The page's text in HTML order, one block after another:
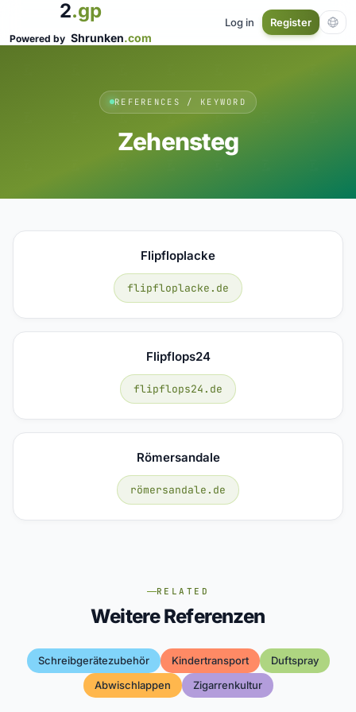
2.gp
Powered by Shrunken.com
Log in Register
REFERENCES / KEYWORD
Zehensteg
Flipfloplacke
flipfloplacke.de
Flipflops24
flipflops24.de
Römersandale
römersandale.de
RELATED
Weitere Referenzen
Schreibgerätezubehör Kindertransport
Duftspray
Abwischlappen
Zigarrenkultur